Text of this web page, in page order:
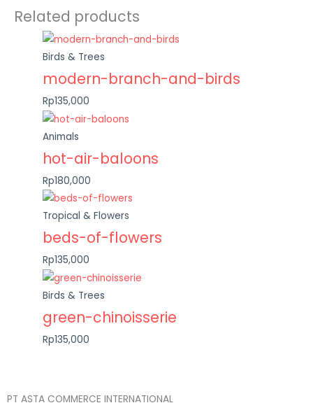
Related products
Birds & Trees
modern-branch-and-birds
Rp135,000
Animals
hot-air-baloons
Rp180,000
Tropical & Flowers
beds-of-flowers
Rp135,000
Birds & Trees
green-chinoisserie
Rp135,000
PT ASTA COMMERCE INTERNATIONAL